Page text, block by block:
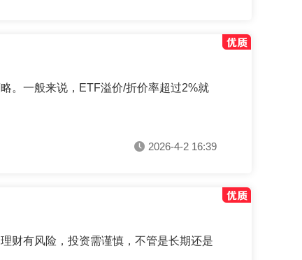
。一般来说，ETF溢价/折价率超过2%就
2026-4-2 16:39
财有风险，投资需谨慎，不管是长期还是